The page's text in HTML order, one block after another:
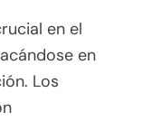
en el
en
Los